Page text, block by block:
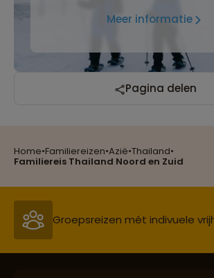
Home•Familiereizen•Azië•Thailand•
Familiereis Thailand Noord en Zuid
Meer informatie
Pagina delen
Reizen met oog voor mens,
Groepsreizen mét indivuele
Persoonlijk en deskundig